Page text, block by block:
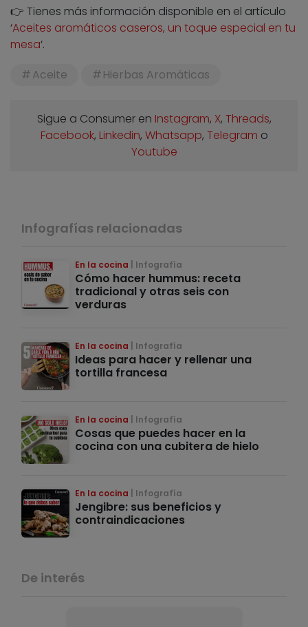
👉 Tienes más información disponible en el artículo
‘Aceites aromáticos caseros, un toque especial en tu
mesa‘.
Aceite
Hierbas Aromáticas
Sigue a Consumer en Instagram, X, Threads,
Facebook, Linkedin, Whatsapp, Telegram o
Youtube
Infografías relacionadas
En la cocina Infografía
Cómo hacer hummus: receta
tradicional y otras seis con
verduras
En la cocina Infografía
Ideas para hacer y rellenar una
tortilla francesa
En la cocina Infografía
Cosas que puedes hacer en la
cocina con una cubitera de hielo
En la cocina Infografía
Jengibre: sus beneficios y
contraindicaciones
De interés